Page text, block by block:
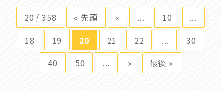
20 / 358 « 先頭 « ... 10
...
18
19 20 21 22 ...
30
40
50 ... » 最後 »